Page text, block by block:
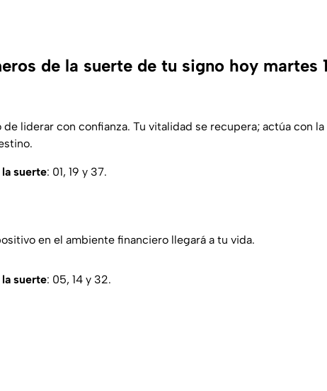
de la suerte de tu signo hoy martes
de liderar con confianza. Tu vitalidad se recupera; actúa con
suerte: 01, 19 y 37.
en el ambiente financiero llegará a tu vida.
suerte: 05, 14 y 32.